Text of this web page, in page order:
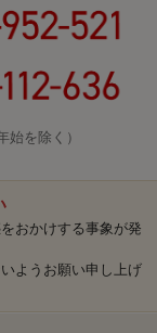
始を除く）
おかけする事象が発
ようお願い申し上げ